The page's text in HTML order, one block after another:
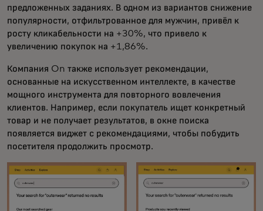
предложенных заданиях. В одном из вариантов снижение
популярности, отфильтрованное для мужчин, привёл к
росту кликабельности на +30%, что привело к
увеличению покупок на +1,86%.
Компания On также использует рекомендации,
основанные на искусственном интеллекте, в качестве
мощного инструмента для повторного вовлечения
клиентов. Например, если покупатель ищет конкретный
товар и не получает результатов, в окне поиска
появляется виджет с рекомендациями, чтобы побудить
посетителя продолжить просмотр.